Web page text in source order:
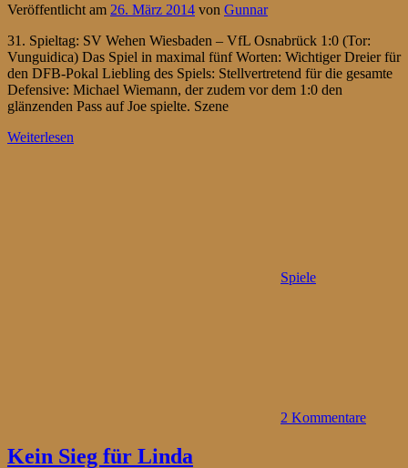
Veröffentlicht am 26. März 2014 von Gunnar
31. Spieltag: SV Wehen Wiesbaden – VfL Osnabrück 1:0 (Tor:
Vunguidica) Das Spiel in maximal fünf Worten: Wichtiger Dreier für
den DFB-Pokal Liebling des Spiels: Stellvertretend für die gesamte
Defensive: Michael Wiemann, der zudem vor dem 1:0 den
glänzenden Pass auf Joe spielte. Szene
Weiterlesen
Spiele
2 Kommentare
Kein Sieg für Linda